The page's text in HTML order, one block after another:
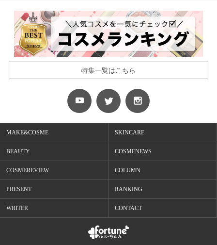
特集一覧はこちら
MAKE&COSME SKINCARE
BEAUTY COSMENEWS
COSMEREVIEW COLUMN
PRESENT RANKING
WRITER CONTACT